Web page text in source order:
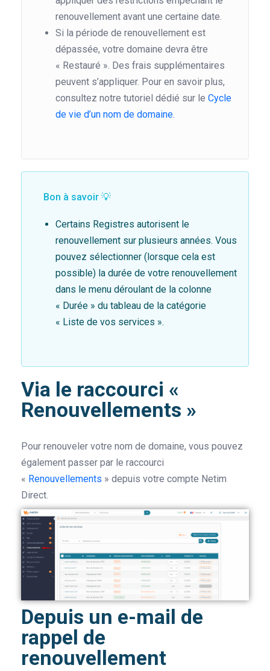
renouvellement avant une certaine date.
Si la période de renouvellement est
dépassée, votre domaine devra être
« Restauré ». Des frais supplémentaires
peuvent s’appliquer. Pour en savoir plus,
consultez notre tutoriel dédié sur le Cycle
de vie d’un nom de domaine.
Bon à savoir 💡
Certains Registres autorisent le
renouvellement sur plusieurs années. Vous
pouvez sélectionner (lorsque cela est
possible) la durée de votre renouvellement
dans le menu déroulant de la colonne
« Durée » du tableau de la catégorie
« Liste de vos services ».
Via le raccourci «
Renouvellements »
Pour renouveler votre nom de domaine, vous pouvez
également passer par le raccourci
« Renouvellements » depuis votre compte Netim
Direct.
Depuis un e-mail de
rappel de
renouvellement